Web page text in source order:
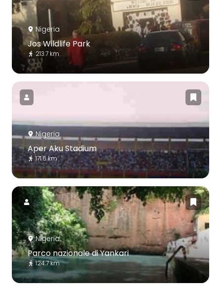
Nigeria
Jos Wildlife Park
213.7 km
Nigeria
Aper Aku Stadium
171.6 km
Nigeria
Parco nazionale di Yankari
124.7 km